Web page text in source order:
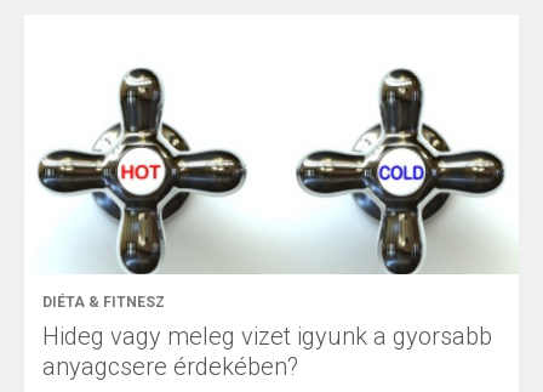
DIÉTA & FITNESZ
Hideg vagy meleg vizet igyunk a gyorsabb
anyagcsere érdekében?